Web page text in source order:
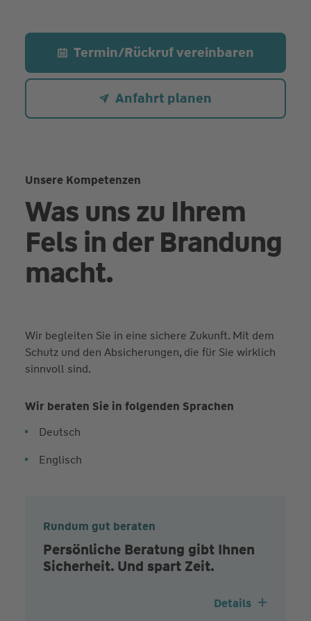
Termin/Rückruf vereinbaren
Anfahrt planen
Unsere Kompetenzen
Was uns zu Ihrem
Fels in der Brandung
macht.
Wir begleiten Sie in eine sichere Zukunft. Mit dem
Schutz und den Absicherungen, die für Sie wirklich
sinnvoll sind.
Wir beraten Sie in folgenden Sprachen
Deutsch
Englisch
Rundum gut beraten
Persönliche Beratung gibt Ihnen
Sicherheit. Und spart Zeit.
Details